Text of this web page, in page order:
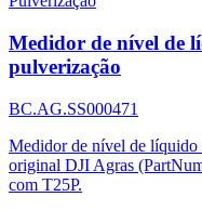
Medidor de nível de
pulverização
BC.AG.SS000471
Medidor de nível de líquido
original DJI Agras
com T25P.